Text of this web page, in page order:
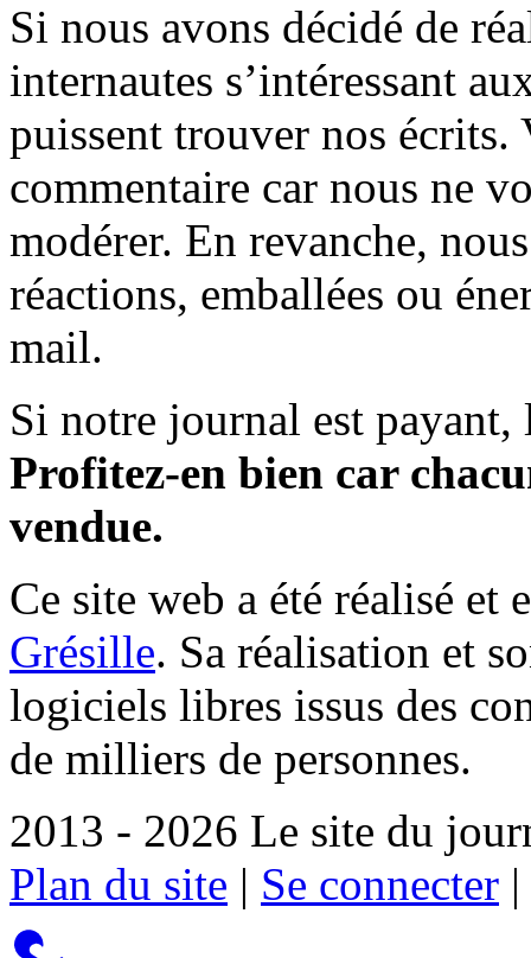
Si nous avons décidé de
internautes s’intéressant
puissent trouver nos écrits.
commentaire car nous ne
modérer. En revanche,
réactions, emballées ou
mail.
Si notre journal est payant,
Profitez-en bien car
vendue.
Ce site web a été réalisé et
Grésille. Sa réalisation et
logiciels libres issus des
de milliers de personnes.
2013 - 2026 Le site du
Plan du site | Se connecter |